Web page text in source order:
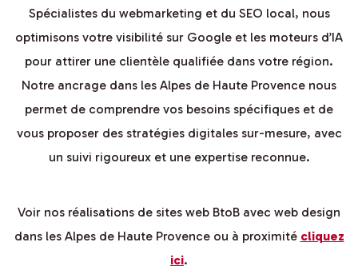
Spécialistes du webmarketing et du SEO local, nous
optimisons votre visibilité sur Google et les moteurs d’IA
pour attirer une clientèle qualifiée dans votre région.
Notre ancrage dans les Alpes de Haute Provence nous
permet de comprendre vos besoins spécifiques et de
vous proposer des stratégies digitales sur-mesure, avec
un suivi rigoureux et une expertise reconnue.
Voir nos réalisations de sites web BtoB avec web design
dans les Alpes de Haute Provence ou à proximité cliquez
ici.